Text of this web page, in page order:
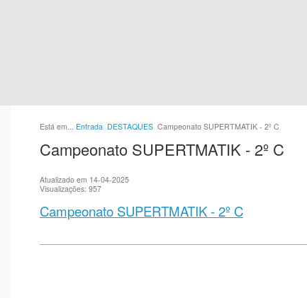
Está em... Entrada DESTAQUES Campeonato SUPERTMATIK - 2º C
Campeonato SUPERTMATIK - 2º C
Atualizado em 14-04-2025
Visualizações: 957
Campeonato SUPERTMATIK - 2º C